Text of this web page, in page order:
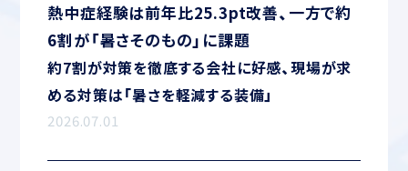
熱中症経験は前年比25.3pt改善、一方で約
6割が「暑さそのもの」に課題
約7割が対策を徹底する会社に好感、現場が求
める対策は「暑さを軽減する装備」
2026.07.01